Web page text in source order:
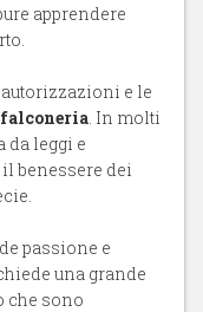
apprendere
e le
falconeria . In molti
da leggi e
benessere dei
passione e
una grande
che sono